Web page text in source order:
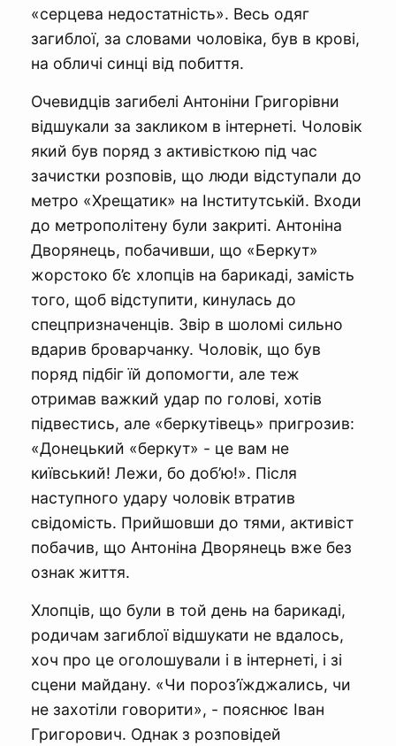
«серцева недостатність». Весь одяг
загиблої, за словами чоловіка, був в крові,
на обличі синці від побиття.
Очевидців загибелі Антоніни Григорівни
відшукали за закликом в інтернеті. Чоловік
який був поряд з активісткою під час
зачистки розповів, що люди відступали до
метро «Хрещатик» на Інститутській. Входи
до метрополітену були закриті. Антоніна
Дворянець, побачивши, що «Беркут»
жорстоко б’є хлопців на барикаді, замість
того, щоб відступити, кинулась до
спецпризначенців. Звір в шоломі сильно
вдарив броварчанку. Чоловік, що був
поряд підбіг їй допомогти, але теж
отримав важкий удар по голові, хотів
підвестись, але «беркутівець» пригрозив:
«Донецький «беркут» - це вам не
київський! Лежи, бо доб’ю!». Після
наступного удару чоловік втратив
свідомість. Прийшовши до тями, активіст
побачив, що Антоніна Дворянець вже без
ознак життя.
Хлопців, що були в той день на барикаді,
родичам загиблої відшукати не вдалось,
хоч про це оголошували і в інтернеті, і зі
сцени майдану. «Чи пороз’їжджались, чи
не захотіли говорити», - пояснює Іван
Григорович. Однак з розповідей